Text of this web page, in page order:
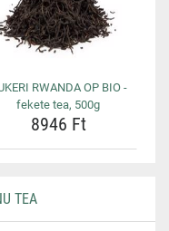
RWANDA OP BIO -
fekete tea, 500g
8946 Ft
TEA